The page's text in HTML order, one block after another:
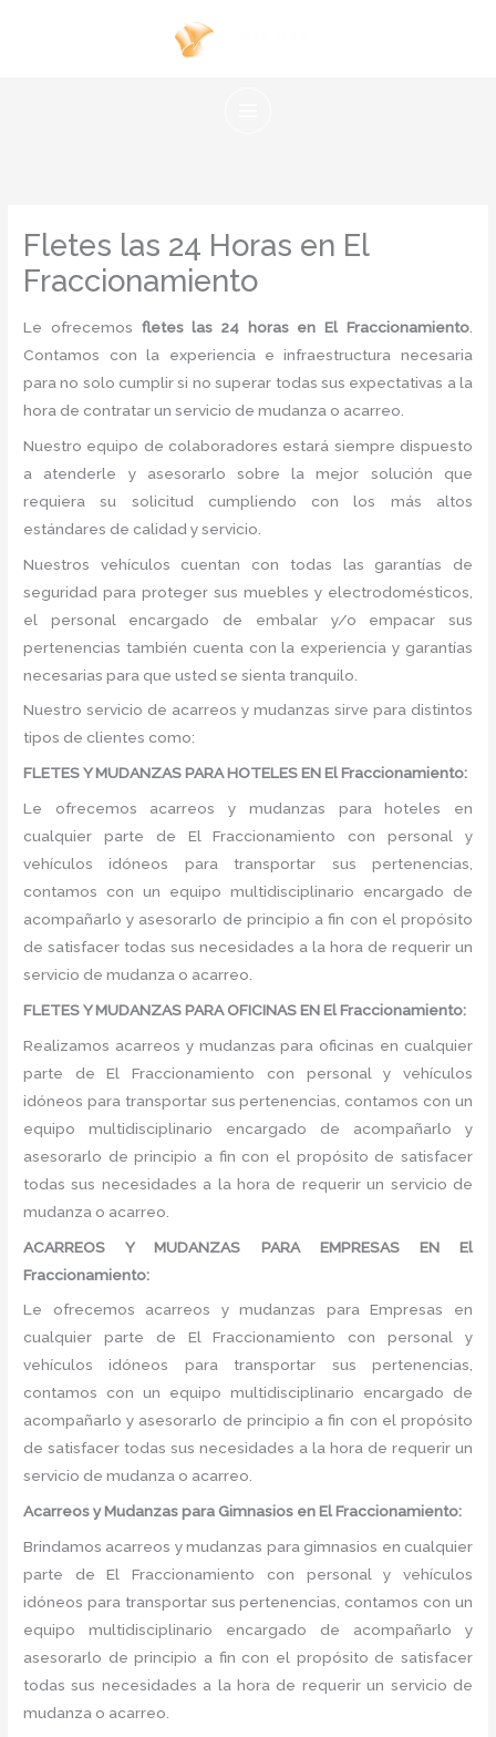
Fletes las 24 Horas en El
Fraccionamiento
Le ofrecemos fletes las 24 horas en El Fraccionamiento.
Contamos con la experiencia e infraestructura necesaria
para no solo cumplir si no superar todas sus expectativas a la
hora de contratar un servicio de mudanza o acarreo.
Nuestro equipo de colaboradores estará siempre dispuesto
a atenderle y asesorarlo sobre la mejor solución que
requiera su solicitud cumpliendo con los más altos
estándares de calidad y servicio.
Nuestros vehículos cuentan con todas las garantías de
seguridad para proteger sus muebles y electrodomésticos,
el personal encargado de embalar y/o empacar sus
pertenencias también cuenta con la experiencia y garantías
necesarias para que usted se sienta tranquilo.
Nuestro servicio de acarreos y mudanzas sirve para distintos
tipos de clientes como:
FLETES Y MUDANZAS PARA HOTELES EN El Fraccionamiento:
Le ofrecemos acarreos y mudanzas para hoteles en
cualquier parte de El Fraccionamiento con personal y
vehículos idóneos para transportar sus pertenencias,
contamos con un equipo multidisciplinario encargado de
acompañarlo y asesorarlo de principio a fin con el propósito
de satisfacer todas sus necesidades a la hora de requerir un
servicio de mudanza o acarreo.
FLETES Y MUDANZAS PARA OFICINAS EN El Fraccionamiento:
Realizamos acarreos y mudanzas para oficinas en cualquier
parte de El Fraccionamiento con personal y vehículos
idóneos para transportar sus pertenencias, contamos con un
equipo multidisciplinario encargado de acompañarlo y
asesorarlo de principio a fin con el propósito de satisfacer
todas sus necesidades a la hora de requerir un servicio de
mudanza o acarreo.
ACARREOS Y MUDANZAS PARA EMPRESAS EN El
Fraccionamiento:
Le ofrecemos acarreos y mudanzas para Empresas en
cualquier parte de El Fraccionamiento con personal y
vehículos idóneos para transportar sus pertenencias,
contamos con un equipo multidisciplinario encargado de
acompañarlo y asesorarlo de principio a fin con el propósito
de satisfacer todas sus necesidades a la hora de requerir un
servicio de mudanza o acarreo.
Acarreos y Mudanzas para Gimnasios en El Fraccionamiento:
Brindamos acarreos y mudanzas para gimnasios en cualquier
parte de El Fraccionamiento con personal y vehículos
idóneos para transportar sus pertenencias, contamos con un
equipo multidisciplinario encargado de acompañarlo y
asesorarlo de principio a fin con el propósito de satisfacer
todas sus necesidades a la hora de requerir un servicio de
mudanza o acarreo.